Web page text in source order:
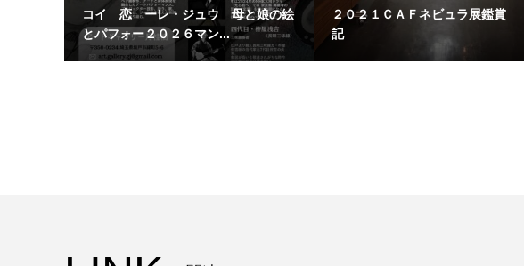
コイ 恋 ーレ・ジュウ 母と娘の絵
とパフォー２０２６マン...
２０２１ＣＡＦネビュラ展鑑賞
記